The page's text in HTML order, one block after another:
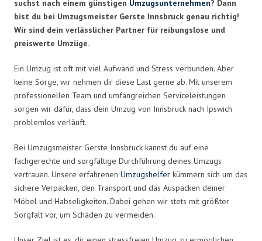
suchst nach einem günstigen Umzugsunternehmen? Dann
bist du bei Umzugsmeister Gerste Innsbruck genau richtig!
Wir sind dein verlässlicher Partner für reibungslose und
preiswerte Umzüge.
Ein Umzug ist oft mit viel Aufwand und Stress verbunden. Aber
keine Sorge, wir nehmen dir diese Last gerne ab. Mit unserem
professionellen Team und umfangreichen Serviceleistungen
sorgen wir dafür, dass dein Umzug von Innsbruck nach Ipswich
problemlos verläuft.
Bei Umzugsmeister Gerste Innsbruck kannst du auf eine
fachgerechte und sorgfältige Durchführung deines Umzugs
vertrauen. Unsere erfahrenen Umzugshelfer kümmern sich um das
sichere Verpacken, den Transport und das Auspacken deiner
Möbel und Habseligkeiten. Dabei gehen wir stets mit größter
Sorgfalt vor, um Schäden zu vermeiden.